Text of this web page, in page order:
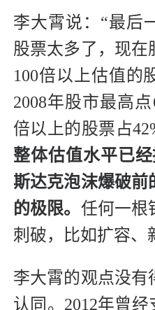
李大霄说：“最后
股票太多了，现在
100倍以上估值的
2008年股市最高
倍以上的股票占
整体估值水平已
斯达克泡沫爆破前
的极限。 任何一根
刺破，比如扩容、
李大霄的观点没有
认同。2012年曾